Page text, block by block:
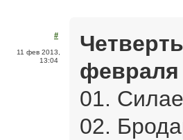
#
11 фев 2013,
13:04
февраля
01.
02.